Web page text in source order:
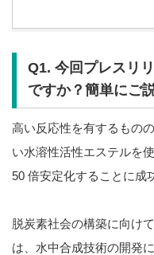
Q1. 今回プレスリ
ですか？簡単にご
高い反応性を有するもの
い水溶性活性エステルを
50 倍安定化することに成
脱炭素社会の構築に向け
は、水中合成技術の開発